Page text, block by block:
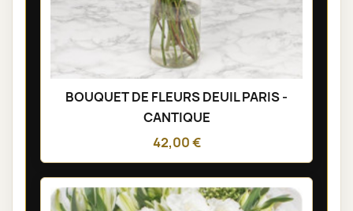
BOUQUET DE FLEURS DEUIL PARIS -
CANTIQUE
42,00 €